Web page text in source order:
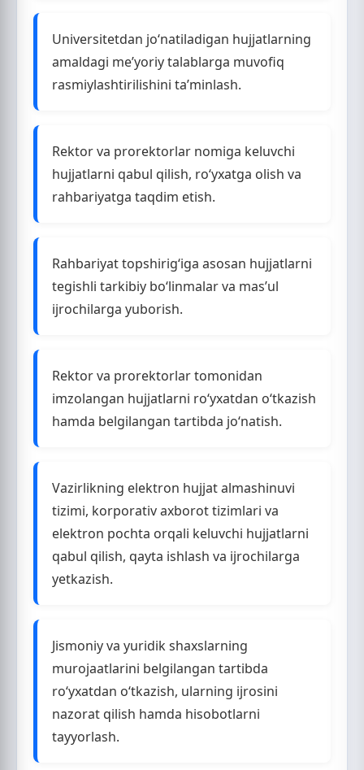
Universitetdan jo‘natiladigan hujjatlarning
amaldagi me’yoriy talablarga muvofiq
rasmiylashtirilishini ta’minlash.
Rektor va prorektorlar nomiga keluvchi
hujjatlarni qabul qilish, ro‘yxatga olish va
rahbariyatga taqdim etish.
Rahbariyat topshirig‘iga asosan hujjatlarni
tegishli tarkibiy bo‘linmalar va mas’ul
ijrochilarga yuborish.
Rektor va prorektorlar tomonidan
imzolangan hujjatlarni ro‘yxatdan o‘tkazish
hamda belgilangan tartibda jo‘natish.
Vazirlikning elektron hujjat almashinuvi
tizimi, korporativ axborot tizimlari va
elektron pochta orqali keluvchi hujjatlarni
qabul qilish, qayta ishlash va ijrochilarga
yetkazish.
Jismoniy va yuridik shaxslarning
murojaatlarini belgilangan tartibda
ro‘yxatdan o‘tkazish, ularning ijrosini
nazorat qilish hamda hisobotlarni
tayyorlash.